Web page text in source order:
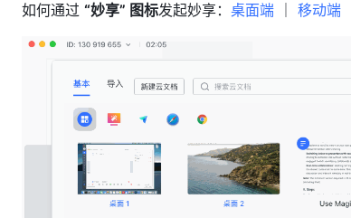
如何通过 “妙享” 图标发起妙享： 桌面端 移动端